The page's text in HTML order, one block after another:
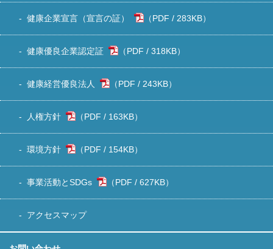
健康企業宣言（宣言の証） 283KB）
健康優良企業認定証 318KB）
健康経営優良法人 243KB）
人権方針 163KB）
環境方針 154KB）
事業活動とSDGs 627KB）
アクセスマップ